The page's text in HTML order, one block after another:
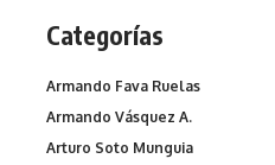
Categorías
Armando Fava Ruelas
Armando Vásquez A.
Arturo Soto Munguia